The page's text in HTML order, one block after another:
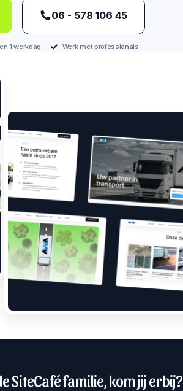
‪06 - 578 106 45‬
1 werkdag Werk met professionals
SiteCafé familie, kom jij erbij?